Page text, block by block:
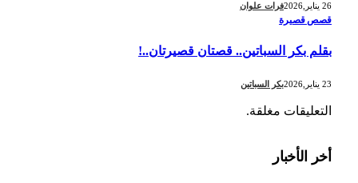
26 يناير,2026 فرات علوان
قصص قصيرة
بقلم بكر السباتين.. قصتان قصيرتان..!
23 يناير,2026 بكر السباتين
التعليقات مغلقة.
أخر الأخبار